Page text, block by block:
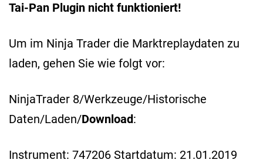
Tai-Pan Plugin nicht funktioniert!
Um im Ninja Trader die Marktreplaydaten zu
laden, gehen Sie wie folgt vor:
NinjaTrader 8/Werkzeuge/Historische
Daten/Laden/Download:
Instrument: 747206 Startdatum: 21.01.2019